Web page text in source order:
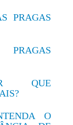
PRAGAS
PRAGAS
QUE
O